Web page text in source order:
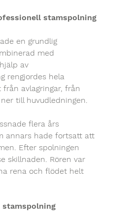
stamspolning
en grundlig
med
av
rengjordes hela
från avlagringar, från
till huvudledningen.
flera års
annars hade fortsatt att
Efter spolningen
skillnaden. Rören var
rena och flödet helt